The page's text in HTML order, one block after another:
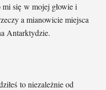
się w mojej głowie i
a mianowicie miejsca
Antarktydzie.
to niezależnie od